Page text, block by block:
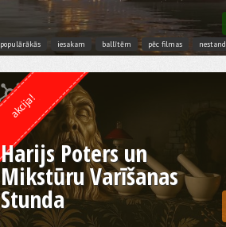
populārākās iesakam ballītēm pēc filmas
Weasgley
akcija!
Harijs Poters un
Mikstūru Varīšanas
Stunda